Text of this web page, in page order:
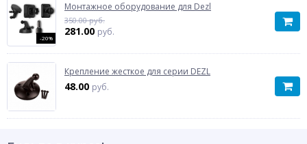
-20%
Монтажное оборудование для Dezl
350.00 руб.
281.00 руб.
Крепление жесткое для серии DEZL
48.00 руб.